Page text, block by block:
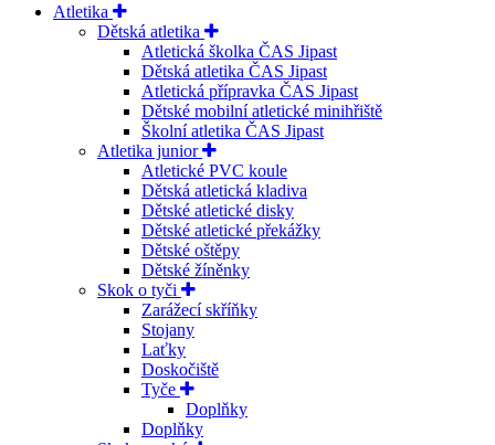
Atletika
Dětská atletika
Atletická školka ČAS Jipast
Dětská atletika ČAS Jipast
Atletická přípravka ČAS Jipast
Dětské mobilní atletické minihřiště
Školní atletika ČAS Jipast
Atletika junior
Atletické PVC koule
Dětská atletická kladiva
Dětské atletické disky
Dětské atletické překážky
Dětské oštěpy
Dětské žíněnky
Skok o tyči
Zarážecí skříňky
Stojany
Laťky
Doskočiště
Tyče
Doplňky
Doplňky